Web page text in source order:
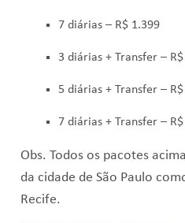
7 diárias – R$ 1.399
3 diárias + Transfer –
5 diárias + Transfer –
7 diárias + Transfer –
Obs. Todos os pacotes
da cidade de São Paulo
Recife.